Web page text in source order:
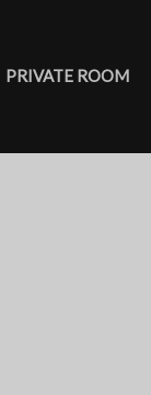
PRIVATE ROOM